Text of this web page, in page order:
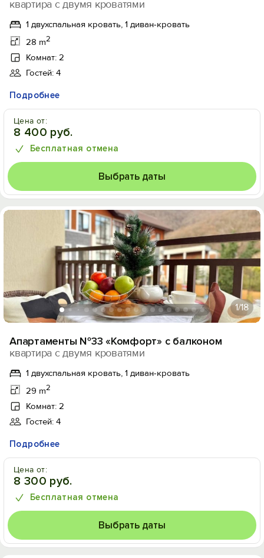
квартира с двумя кроватями
1 двухспальная кровать, 1 диван-кровать
28 m2
Комнат: 2
Гостей: 4
Подробнее
Цена от:
8 400 руб.
Бесплатная отмена
Выбрать даты
1/18
Апартаменты №33 «Комфорт» с балконом
квартира с двумя кроватями
1 двухспальная кровать, 1 диван-кровать
29 m2
Комнат: 2
Гостей: 4
Подробнее
Цена от:
8 300 руб.
Бесплатная отмена
Выбрать даты